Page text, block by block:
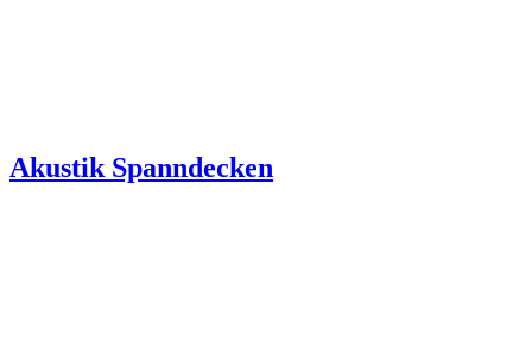
Akustik Spanndecken